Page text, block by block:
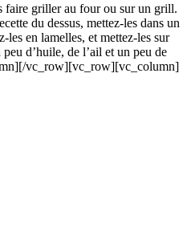
faire griller au four ou sur un grill.
du dessus, mettez-les dans un
les en lamelles, et mettez-les sur
d’huile, de l’ail et un peu de
vc_row][vc_row][vc_column]